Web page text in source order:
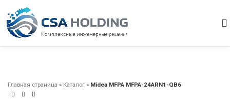
Главная страница » Каталог » Midea MFPA MFPA-24ARN1-QB6